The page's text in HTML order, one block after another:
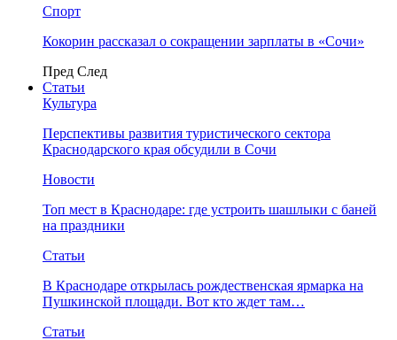
Спорт
Кокорин рассказал о сокращении зарплаты в «Сочи»
Пред След
Статьи
Культура
Перспективы развития туристического сектора
Краснодарского края обсудили в Сочи
Новости
Топ мест в Краснодаре: где устроить шашлыки с баней
на праздники
Статьи
В Краснодаре открылась рождественская ярмарка на
Пушкинской площади. Вот кто ждет там…
Статьи